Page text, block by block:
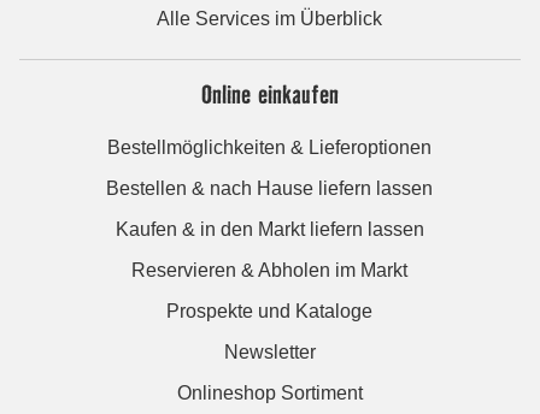
Alle Services im Überblick
Online einkaufen
Bestellmöglichkeiten & Lieferoptionen
Bestellen & nach Hause liefern lassen
Kaufen & in den Markt liefern lassen
Reservieren & Abholen im Markt
Prospekte und Kataloge
Newsletter
Onlineshop Sortiment